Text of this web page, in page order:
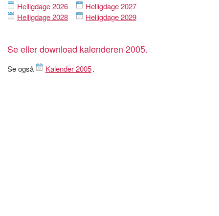
Helligdage 2026
Helligdage 2027
Helligdage 2028
Helligdage 2029
Se eller download kalenderen 2005.
Se også Kalender 2005.